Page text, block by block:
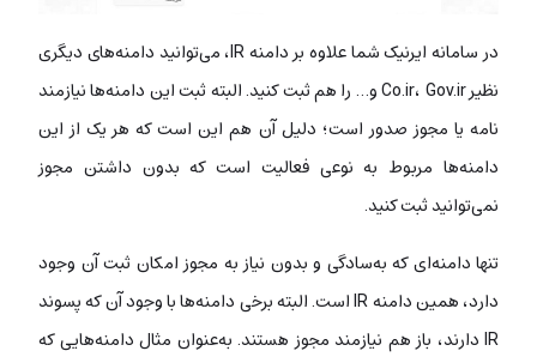
در سامانه ایرنیک شما علاوه بر دامنه IR، می‌توانید دامنه‌های دیگری
نظیر Co.ir، Gov.ir و… را هم ثبت کنید. البته ثبت این دامنه‌ها نیازمند
نامه یا مجوز صدور است؛ دلیل آن هم این است که هر یک از این
دامنه‌ها مربوط به نوعی فعالیت است که بدون داشتن مجوز
نمی‌توانید ثبت کنید.
تنها دامنه‌ای که به‌سادگی و بدون نیاز به مجوز امکان ثبت آن وجود
دارد، همین دامنه IR است. البته برخی دامنه‌ها با وجود آن که پسوند
IR دارند، باز هم نیازمند مجوز هستند. به‌عنوان مثال دامنه‌هایی که